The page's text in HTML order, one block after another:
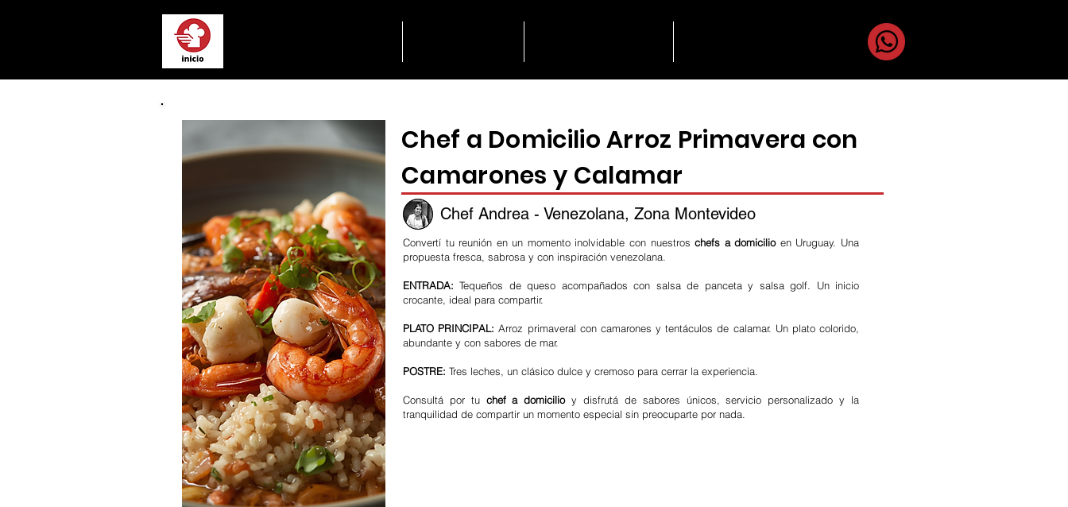
Chef a Domicilio Arroz Primavera con
Camarones y Calamar
Chef Andrea - Venezolana, Zona Montevideo
Convertí tu reunión en un momento inolvidable con nuestroschefs a domicilioen Uruguay. Una
propuesta fresca, sabrosa y con inspiración venezolana.
ENTRADA: Tequeños de queso acompañados con salsa de panceta y salsa golf. Un inicio
crocante, ideal para compartir.
PLATO PRINCIPAL: Arroz primaveral con camarones y tentáculos de calamar. Un plato colorido,
abundante y con sabores de mar.
POSTRE: Tres leches, un clásico dulce y cremoso para cerrar la experiencia.
Consultá por tu chef a domicilioy disfrutá de sabores únicos, servicio personalizado y la
tranquilidad de compartir un momento especial sin preocuparte por nada.